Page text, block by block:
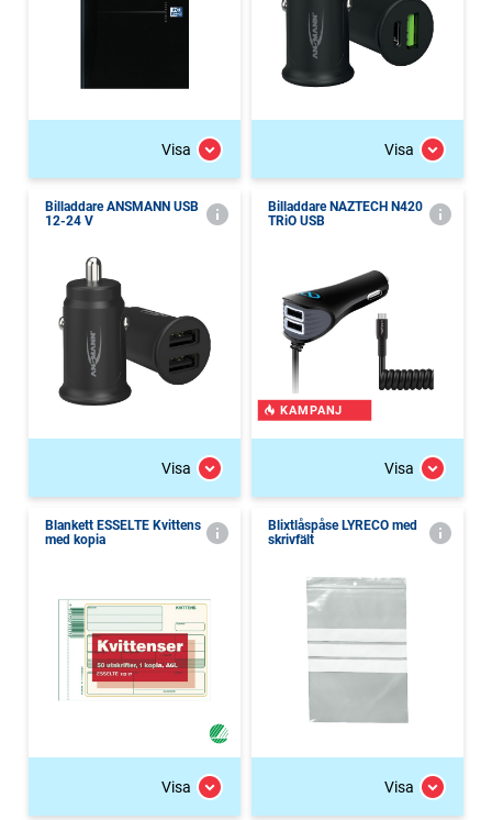
Visa Visa
Billaddare ANSMANN USB
12-24 V
Visa
Billaddare NAZTECH N420
TRiO USB
KAMPANJ
Visa
Blankett ESSELTE Kvittens
med kopia
Visa
Blixtlåspåse LYRECO med
skrivfält
Visa